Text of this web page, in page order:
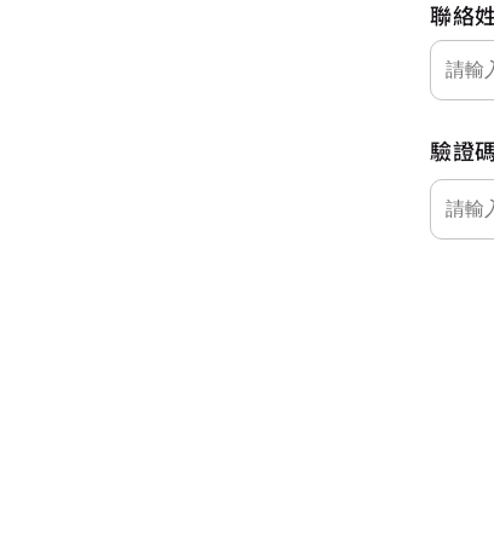
聯絡
驗證碼